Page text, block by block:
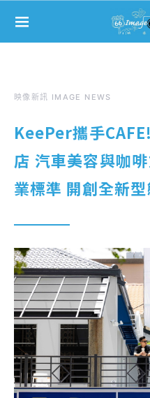
Search for:
映像新訊 IMAGE NEWS
KeePer攜手
店 汽車美容與咖
業標準 開創全新